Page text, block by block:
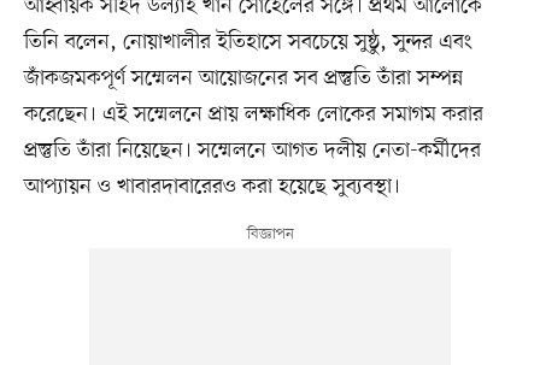
আহ্বায়ক সহিদ উল্যাহ খান সোহেলের সঙ্গে। প্রথম আলোকে
তিনি বলেন, নোয়াখালীর ইতিহাসে সবচেয়ে সুষ্ঠু, সুন্দর এবং
জাঁকজমকপূর্ণ সম্মেলন আয়োজনের সব প্রস্তুতি তাঁরা সম্পন্ন
করেছেন। এই সম্মেলনে প্রায় লক্ষাধিক লোকের সমাগম করার
প্রস্তুতি তাঁরা নিয়েছেন। সম্মেলনে আগত দলীয় নেতা-কর্মীদের
আপ্যায়ন ও খাবারদাবারেরও করা হয়েছে সুব্যবস্থা।